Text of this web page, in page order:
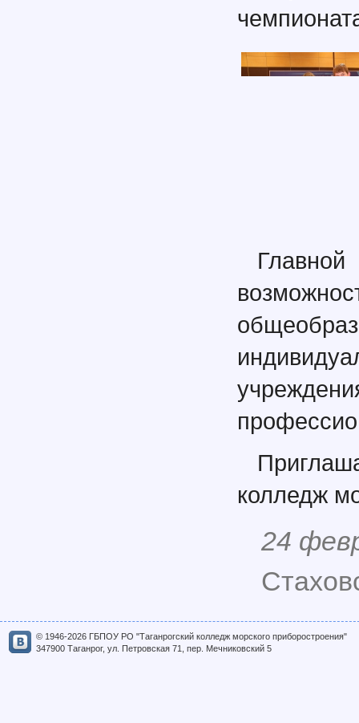
колледж
24
© 1946-2026 ГБПОУ РО "Таганрогский колледж морского приборостроения"
347900 Таганрог, ул. Петровская 71, пер. Мечниковский 5